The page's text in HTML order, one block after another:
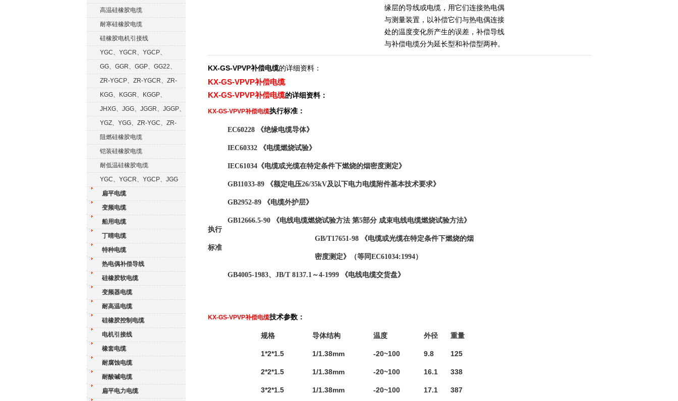
高温硅橡胶电缆
耐寒硅橡胶电缆
硅橡胶电机引接线
YGC、YGCR、YGCP、
YGCRP
GG、GGR、GGP、GG22、
GGRP
ZR-YGCP、ZR-YGCR、ZR-
YGCRP
KGG、KGGR、KGGP、
KGGRP
JHXG、JGG、JGGR、JGGP、
JGGFYGZ、YGG、ZR-YGC、ZR-
KGG阻燃硅橡胶电缆
铠装硅橡胶电缆
耐低温硅橡胶电缆
YGC、YGCR、YGCP、JGG
扁平电缆
变频电缆
船用电缆
丁晴电缆
特种电缆
热电偶补偿导线
硅橡胶软电缆
变频器电缆
耐高温电缆
硅橡胶控制电缆
电机引接线
橡套电缆
耐腐蚀电缆
耐酸碱电缆
扁平电力电缆
缘层的导线或电缆，用它们连接热电偶
与测量装置，以补偿它们与热电偶连接
处的温度变化所产生的误差，补偿导线
与补偿电缆分为延长型和补偿型两种。
KX-GS-VPVP补偿电缆的详细资料：
KX-GS-VPVP补偿电缆
KX-GS-VPVP补偿电缆的详细资料：
KX-GS-VPVP补偿电缆执行标准：
执行
标准
EC60228 《绝缘电缆导体》
IEC60332 《电缆燃烧试验》
IEC61034《电缆或光缆在特定条件下燃烧的烟密度测定》
GB11033-89 《额定电压26/35kV及以下电力电缆附件基本技术要求》
GB2952-89 《电缆外护层》
GB12666.5-90 《电线电缆燃烧试验方法 第5部分 成束电线电缆燃烧试验方法》
GB/T17651-98《电缆或光缆在特定条件下燃烧的烟
密度测定》（等同EC61034:1994）
GB4005-1983、JB/T 8137.1～4-1999 《电线电缆交货盘》
KX-GS-VPVP补偿电缆技术参数：
规格 导体结构 温度 外径 重量
1*2*1.5 1/1.38mm -20~100 9.8 125
2*2*1.5 1/1.38mm -20~100 16.1 338
3*2*1.5 1/1.38mm -20~100 17.1 387